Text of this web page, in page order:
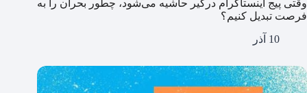
وقتی پیج اینستاگرام درگیر حاشیه می‌شود، چطور بحران را به
فرصت تبدیل کنیم؟
10 آذر